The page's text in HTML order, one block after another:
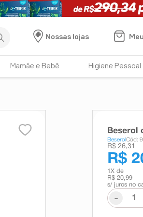
Nossas lojas
Mamãe e Bebê Higiene Pessoal
Beserol
BeserolCód:
R$ 26,31
R$
1 X de
R$ 20,99
s/ juros no
-